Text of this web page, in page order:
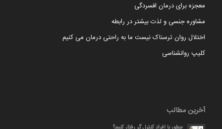
معجزه برای درمان افسردگی
مشاوره جنسی و لذت بیشتر در رابطه
اختلال روان ترسناک نیست ما به راحتی درمان می کنیم
کلیپ روانشناسی
آخرین مطالب